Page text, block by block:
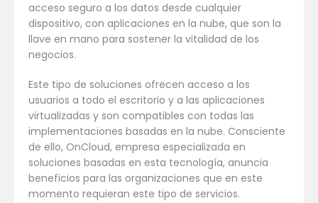
acceso seguro a los datos desde cualquier
dispositivo, con aplicaciones en la nube, que son la
llave en mano para sostener la vitalidad de los
negocios.
Este tipo de soluciones ofrecen acceso a los
usuarios a todo el escritorio y a las aplicaciones
virtualizadas y son compatibles con todas las
implementaciones basadas en la nube. Consciente
de ello, OnCloud, empresa especializada en
soluciones basadas en esta tecnología, anuncia
beneficios para las organizaciones que en este
momento requieran este tipo de servicios.